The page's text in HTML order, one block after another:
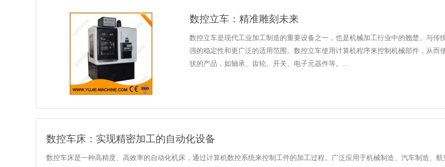
数控立车：精准雕刻未来
数控立车是现代工业加工制造的重要设备之一，也是机械加工行业中的翘楚。与
强的稳定性和更广泛的适用范围。数控立车使用计算机程序来控制机械部件，从
状的产品，如轴承、齿轮、开关、电子元器件等。...
数控车床：实现精密加工的自动化设备
数控车床是一种高精度、高效率的自动化机床，通过计算机数控系统来控制工件的加工过程。广泛应用于机械制造、汽车制造、